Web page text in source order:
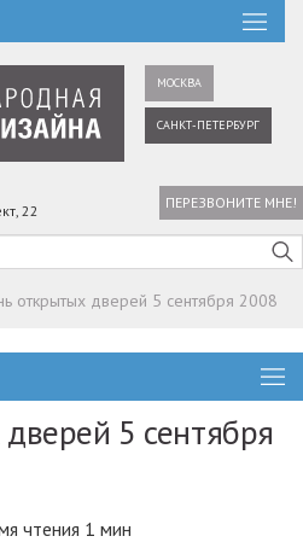
МОСКВА
САНКТ-ПЕТЕРБУРГ
22 ПЕРЕЗВОНИТЕ МНЕ!
открытых дверей 5 сентября 2008
5 сентября
чтения 1 мин